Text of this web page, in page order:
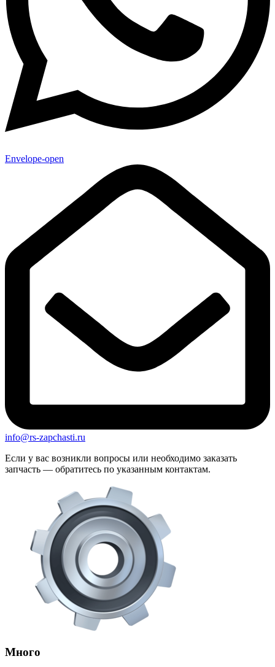
Envelope-open
info@rs-zapchasti.ru
Если у вас возникли вопросы или необходимо заказать
запчасть — обратитесь по указанным контактам.
Много